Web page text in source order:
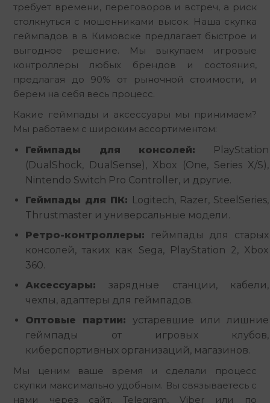
требует времени, переговоров и встреч, а риск
столкнуться с мошенниками высок. Наша скупка
геймпадов в в Кимовске предлагает быстрое и
выгодное решение. Мы выкупаем игровые
контроллеры любых брендов и состояния,
предлагая до 90% от рыночной стоимости, и
берем на себя весь процесс.
Какие геймпады и аксессуары мы принимаем?
Мы работаем с широким ассортиментом:
Геймпады для консолей: PlayStation
(DualShock, DualSense), Xbox (One, Series X/S),
Nintendo Switch Pro Controller, и другие.
Геймпады для ПК: Logitech, Razer, SteelSeries,
Thrustmaster и универсальные модели.
Ретро-контроллеры: геймпады для старых
консолей, таких как Sega, PlayStation 2, Xbox
360.
Аксессуары: зарядные станции, кабели,
чехлы, адаптеры для геймпадов.
Оптовые партии: устаревшие или лишние
геймпады от игровых клубов,
киберспортивных организаций, магазинов.
Мы ценим ваше время и сделали процесс
скупки максимально удобным. Вы связываетесь с
нами через сайт, Telegram, Viber или по